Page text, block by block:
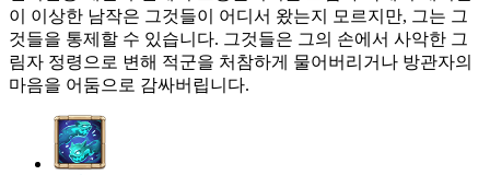
이 이상한 남작은 그것들이 어디서 왔는지 모르지만, 그는 그
것들을 통제할 수 있습니다. 그것들은 그의 손에서 사악한 그
림자 정령으로 변해 적군을 처참하게 물어버리거나 방관자의
마음을 어둠으로 감싸버립니다.